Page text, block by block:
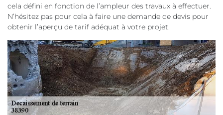
cela défini en fonction de l’ampleur des travaux à effectuer.
N’hésitez pas pour cela à faire une demande de devis pour
obtenir l’aperçu de tarif adéquat à votre projet.